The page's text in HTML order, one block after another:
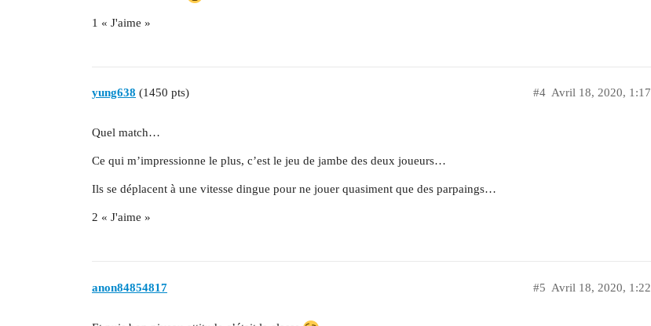
1 « J'aime »
yung638 (1450 pts) Avril 18, 2020, 1:17
#4
Quel match…
Ce qui m’impressionne le plus, c’est le jeu de jambe des deux joueurs…
Ils se déplacent à une vitesse dingue pour ne jouer quasiment que des parpaings…
2 « J'aime »
anon84854817 Avril 18, 2020, 1:22
#5